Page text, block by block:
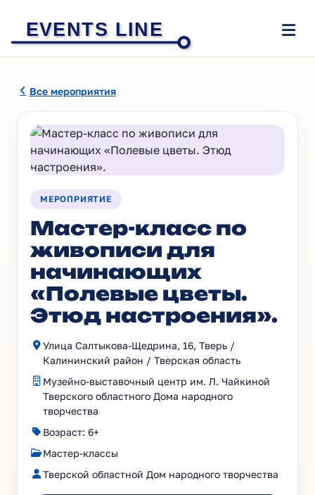
EVENTS LINE
Все мероприятия
МЕРОПРИЯТИЕ
Мастер-класс по
живописи для
начинающих
«Полевые цветы.
Этюд настроения».
Улица Салтыкова-Щедрина, 16, Тверь /
Калининский район / Тверская область
Музейно-выставочный центр им. Л. Чайкиной
Тверского областного Дома народного
творчества
Возраст: 6+
Мастер-классы
Тверской областной Дом народного творчества